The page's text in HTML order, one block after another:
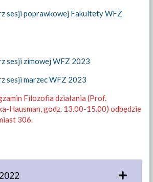
sesji poprawkowej Fakultety WFZ
sesji zimowej WFZ 2023
sesji marzec WFZ 2023
Filozofia działania (Prof.
Hausman, godz. 13.00-15.00) odbędzie
306.